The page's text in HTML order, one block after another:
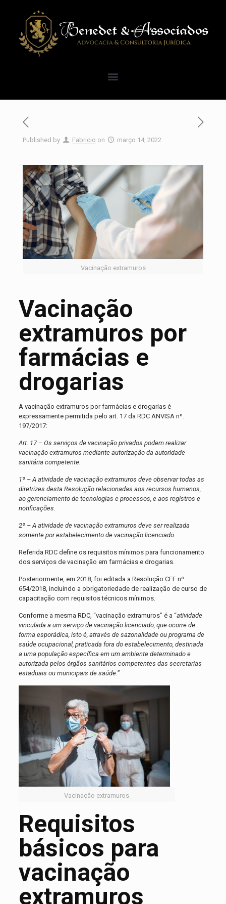
Published by Fabricio on março 14, 2022
Vacinação extramuros
Vacinação
extramuros por
farmácias e
drogarias
A vacinação extramuros por farmácias e drogarias é
expressamente permitida pelo art. 17 da RDC ANVISA nº.
197/2017:
Art. 17 – Os serviços de vacinação privados podem realizar
vacinação extramuros mediante autorização da autoridade
sanitária competente.
1º – A atividade de vacinação extramuros deve observar todas as
diretrizes desta Resolução relacionadas aos recursos humanos,
ao gerenciamento de tecnologias e processos, e aos registros e
notificações.
2º – A atividade de vacinação extramuros deve ser realizada
somente por estabelecimento de vacinação licenciado.
Referida RDC define os requisitos mínimos para funcionamento
dos serviços de vacinação em farmácias e drogarias.
Posteriormente, em 2018, foi editada a Resolução CFF nº.
654/2018, incluindo a obrigatoriedade de realização de curso de
capacitação com requisitos técnicos mínimos.
Conforme a mesma RDC, “vacinação extramuros” é a “atividade
vinculada a um serviço de vacinação licenciado, que ocorre de
forma esporádica, isto é, através de sazonalidade ou programa de
saúde ocupacional, praticada fora do estabelecimento, destinada
a uma população específica em um ambiente determinado e
autorizada pelos órgãos sanitários competentes das secretarias
estaduais ou municipais de saúde.”
Vacinação extramuros
Requisitos
básicos para
vacinação
extramuros